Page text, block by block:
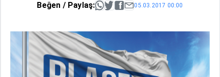
Beğen / Paylaş: 05.03.2017 00:00